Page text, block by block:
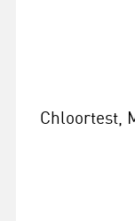
Chloortest,